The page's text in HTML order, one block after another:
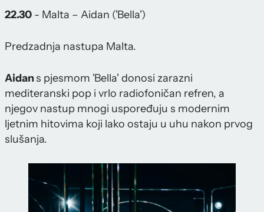
22.30 - Malta – Aidan ('Bella')
Predzadnja nastupa Malta.
Aidans pjesmom 'Bella' donosi zarazni
mediteranski pop i vrlo radiofoničan refren, a
njegov nastup mnogi uspoređuju s modernim
ljetnim hitovima koji lako ostaju u uhu nakon prvog
slušanja.